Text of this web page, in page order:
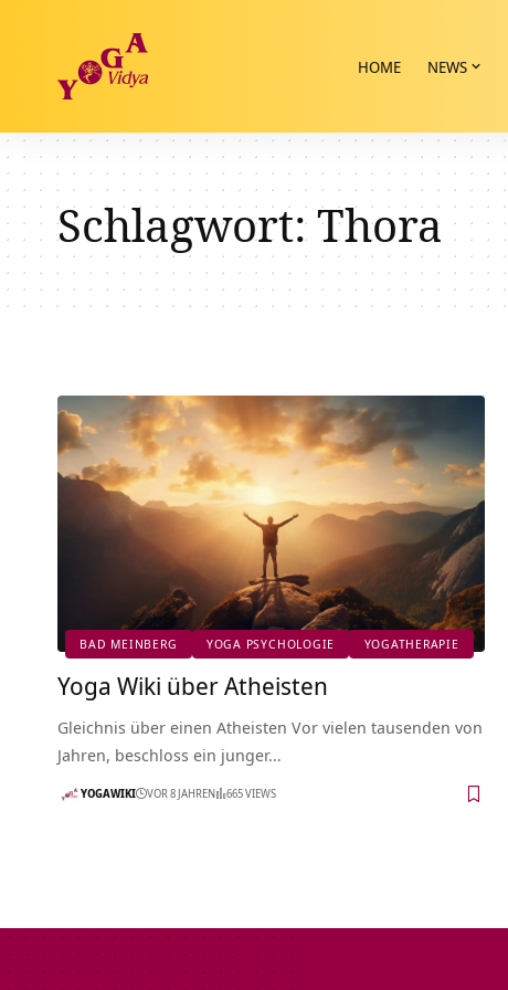
HOME NEWS
Schlagwort:Thora
BAD MEINBERG YOGA PSYCHOLOGIE YOGATHERAPIE
Yoga Wiki über Atheisten
Gleichnis über einen Atheisten Vor vielen tausenden von
Jahren, beschloss ein junger…
YOGAWIKI VOR 8 JAHREN 665 VIEWS